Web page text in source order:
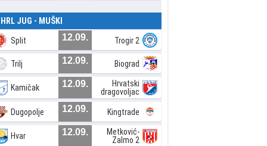
JUG - MUŠKI
Split 12.09. Trogir 2
Trilj 12.09. Biograd
Kamičak 12.09.
Hrvatski
dragovoljac
Dugopolje 12.09. Kingtrade
Hvar 12.09.
Metković-
Zalmo 2